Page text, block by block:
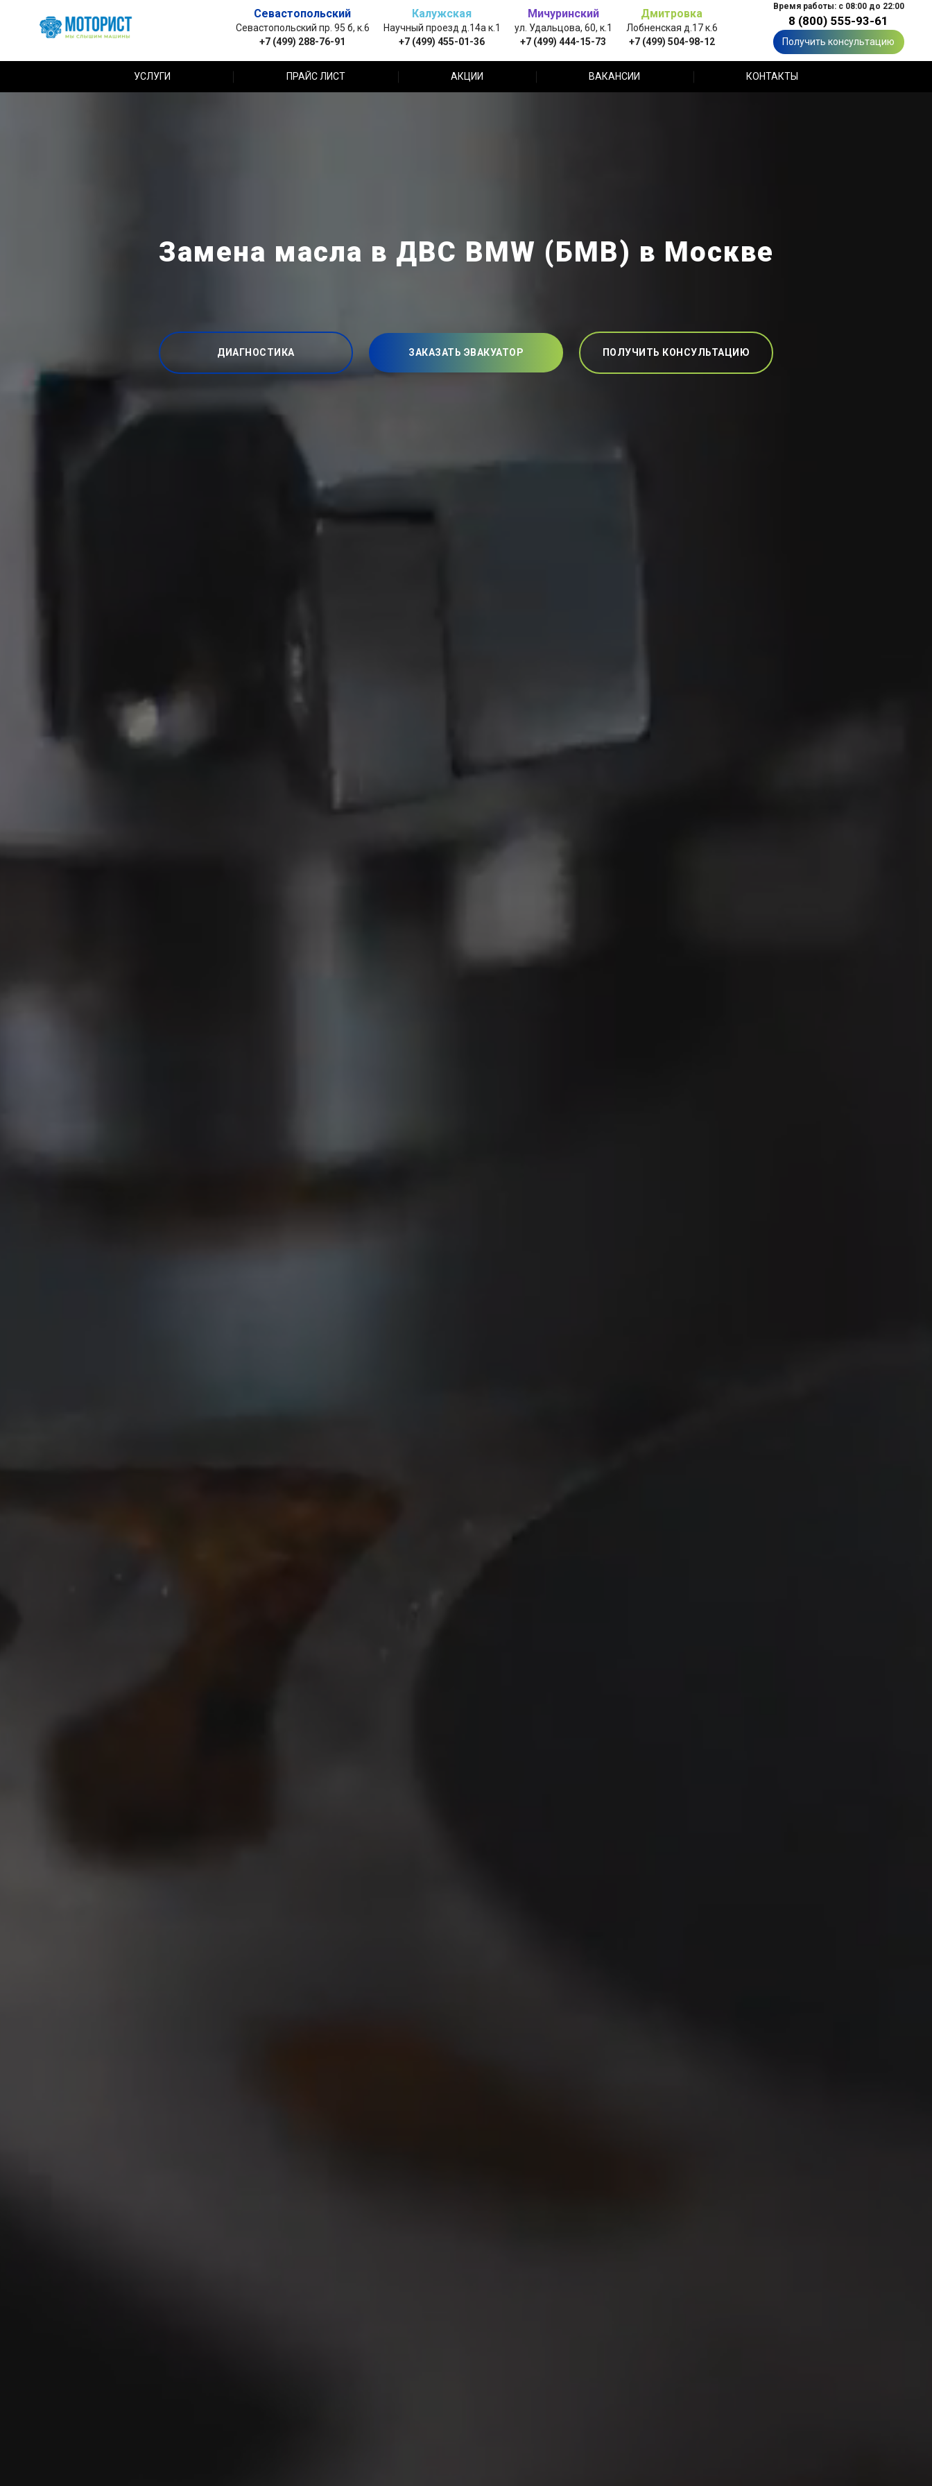
Севастопольский
Севастопольский пр. 95 б, к.6
+7 (499) 288-76-91
Калужская
Научный проезд д.14а к.1
+7 (499) 455-01-36
Мичуринский
ул. Удальцова, 60, к.1
+7 (499) 444-15-73
Дмитровка
Лобненская д.17 к.6
+7 (499) 504-98-12
Время работы: с 08:00 до 22:00
8 (800) 555-93-61
Получить консультацию
УСЛУГИ ПРАЙС ЛИСТ АКЦИИ ВАКАНСИИ КОНТАКТЫ
Замена масла в ДВС BMW (БМВ) в Москве
ДИАГНОСТИКА ЗАКАЗАТЬ ЭВАКУАТОР ПОЛУЧИТЬ КОНСУЛЬТАЦИЮ